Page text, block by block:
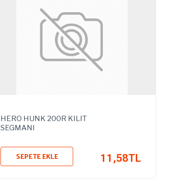
HERO HUNK 200R KILIT
SEGMANI
11,58TL
SEPETE EKLE